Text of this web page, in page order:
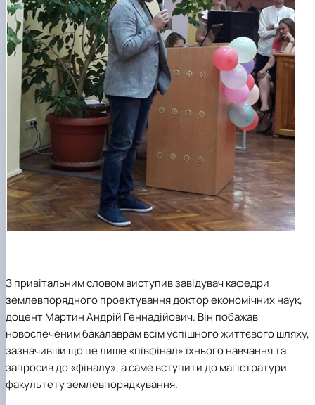
З привітальним словом виступив завідувач кафедри
землевпорядного проектування доктор економічних наук,
доцент Мартин Андрій Геннадійович. Він побажав
новоспеченим бакалаврам всім успішного життєвого шляху,
зазначивши що це лише «півфінал» їхнього навчання та
запросив до «фіналу», а саме вступити до магістратури
факультету землевпорядкування.